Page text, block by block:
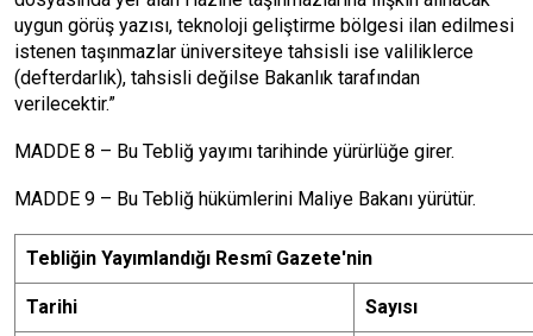
uygun görüş yazısı, teknoloji geliştirme bölgesi ilan edilmesi
istenen taşınmazlar üniversiteye tahsisli ise valiliklerce
(defterdarlık), tahsisli değilse Bakanlık tarafından
verilecektir.”
MADDE 8 – Bu Tebliğ yayımı tarihinde yürürlüğe girer.
MADDE 9 – Bu Tebliğ hükümlerini Maliye Bakanı yürütür.
Tebliğin Yayımlandığı ResmîGazete'nin
Tarihi Sayısı